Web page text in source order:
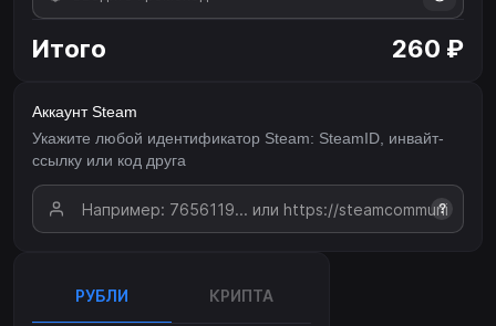
Итого 260 ₽
Аккаунт Steam
Укажите любой идентификатор Steam: SteamID, инвайт-
ссылку или код друга
?
РУБЛИ КРИПТА